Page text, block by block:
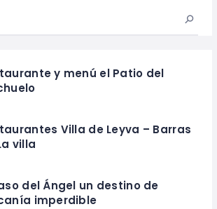
y menú el Patio del
Villa de Leyva – Barras
villa
del Ángel un destino de
imperdible